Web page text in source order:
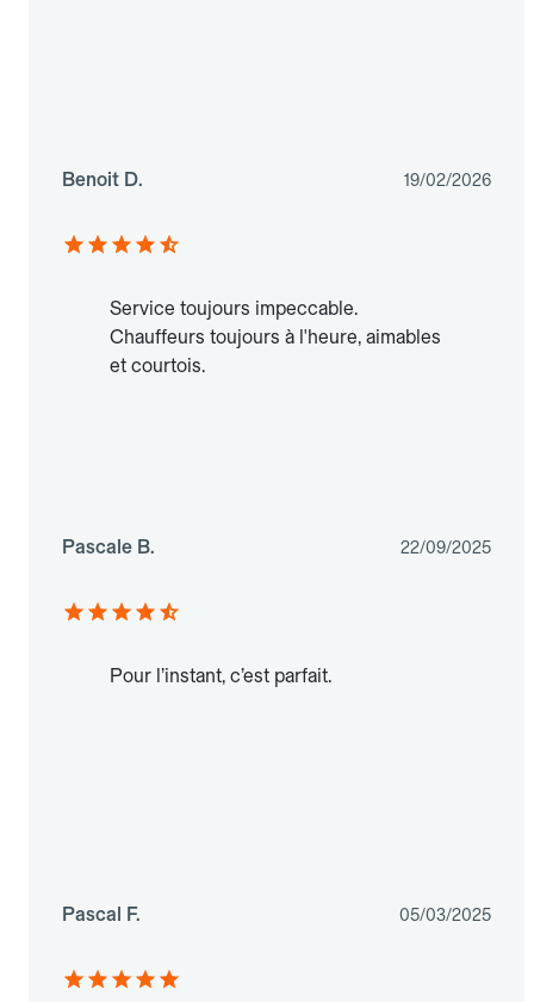
Benoit D. 19/02/2026
Service toujours impeccable.
Chauffeurs toujours à l'heure, aimables
et courtois.
Pascale B. 22/09/2025
Pour l’instant, c’est parfait.
Pascal F. 05/03/2025